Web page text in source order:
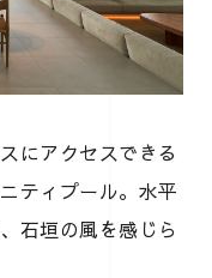
にアクセスできる
ティプール。水平
石垣の風を感じら